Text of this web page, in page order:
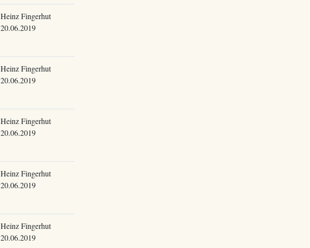
Heinz Fingerhut
20.06.2019
Heinz Fingerhut
20.06.2019
Heinz Fingerhut
20.06.2019
Heinz Fingerhut
20.06.2019
Heinz Fingerhut
20.06.2019